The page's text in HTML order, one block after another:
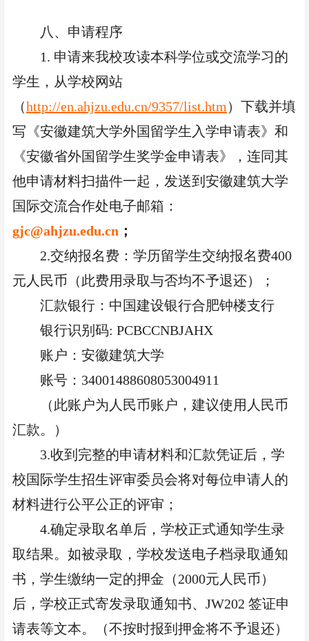
八、申请程序
1. 申请来我校攻读本科学位或交流学习的
学生，从学校网站
（http://en.ahjzu.edu.cn/9357/list.htm ）下载并填
写《安徽建筑大学外国留学生入学申请表》和
《安徽省外国留学生奖学金申请表》，连同其
他申请材料扫描件一起，发送到安徽建筑大学
国际交流合作处电子邮箱：
gjc@ahjzu.edu.cn ；
2.交纳报名费：学历留学生交纳报名费400
元人民币（此费用录取与否均不予退还）；
汇款银行：中国建设银行合肥钟楼支行
银行识别码: PCBCCNBJAHX
账户：安徽建筑大学
账号： 34001488608053004911
（此账户为人民币账户，建议使用人民币
汇款。）
3.收到完整的申请材料和汇款凭证后，学
校国际学生招生评审委员会将对每位申请人的
材料进行公平公正的评审；
4.确定录取名单后，学校正式通知学生录
取结果。如被录取，学校发送电子档录取通知
书，学生缴纳一定的押金（2000元人民币）
后，学校正式寄发录取通知书、JW202 签证申
请表等文本。（不按时报到押金将不予退还）